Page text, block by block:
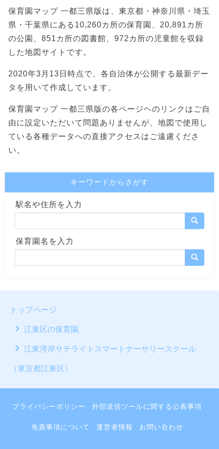
保育園マップ 一都三県版は、東京都・神奈川県・埼玉
県・千葉県にある10,260カ所の保育園、20,891カ所
の公園、851カ所の図書館、972カ所の児童館を収録
した地図サイトです。
2020年3月13日時点で、各自治体が公開する最新デー
タを用いて作成しています。
保育園マップ 一都三県版の各ページヘのリンクはご自
由に設定いただいて問題ありませんが、地図で使用し
ている各種データへの直接アクセスはご遠慮くださ
い。
キーワードからさがす
駅名や住所を入力
保育園名を入力
トップページ
江東区の保育園
江東湾岸サテライトスマートナーサリースクール
（東京都江東区）
プライバシーポリシー 外部送信ツールに関する公表事項
免責事項について 運営者情報 お問い合わせ